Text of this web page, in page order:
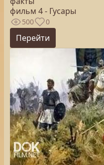
фильм 4 - Гусары
500 0
Перейти